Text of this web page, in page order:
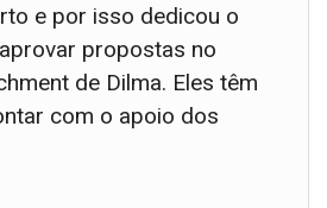
e por isso dedicou o
propostas no
de Dilma. Eles têm
com o apoio dos